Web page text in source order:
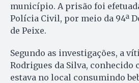
município. A prisão foi
Polícia Civil, por meio da 94ª
de Peixe.
Segundo as investigações, a
Rodrigues da Silva, conhecido
estava no local consumindo